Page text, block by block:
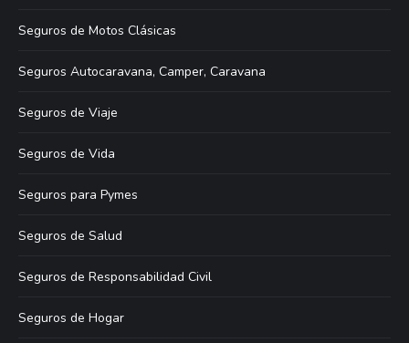
Seguros de Motos Clásicas
Seguros Autocaravana, Camper, Caravana
Seguros de Viaje
Seguros de Vida
Seguros para Pymes
Seguros de Salud
Seguros de Responsabilidad Civil
Seguros de Hogar